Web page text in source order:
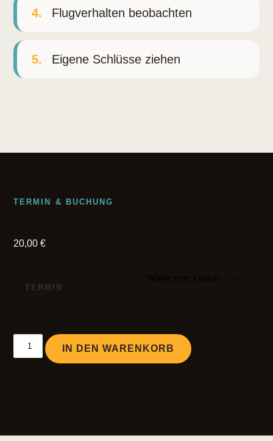
4. Flugverhalten beobachten
5. Eigene Schlüsse ziehen
TERMIN & BUCHUNG
20,00 €
TERMIN
test Menge
IN DEN WARENKORB